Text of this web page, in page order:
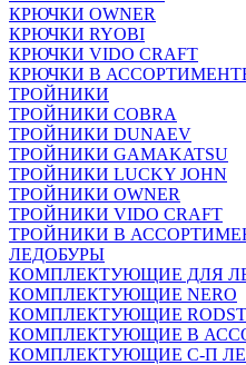
КРЮЧКИ OWNER
КРЮЧКИ RYOBI
КРЮЧКИ VIDO CRAFT
КРЮЧКИ В
ТРОЙНИКИ
ТРОЙНИКИ COBRA
ТРОЙНИКИ DUNAEV
ТРОЙНИКИ GAMAKATSU
ТРОЙНИКИ LUCKY JOHN
ТРОЙНИКИ OWNER
ТРОЙНИКИ VIDO CRAFT
ТРОЙНИКИ В
ЛЕДОБУРЫ
КОМПЛЕКТУЮЩИЕ ДЛЯ
КОМПЛЕКТУЮЩИЕ NERO
КОМПЛЕКТУЮЩИЕ
КОМПЛЕКТУЮЩИЕ В
КОМПЛЕКТУЮЩИЕ С-П